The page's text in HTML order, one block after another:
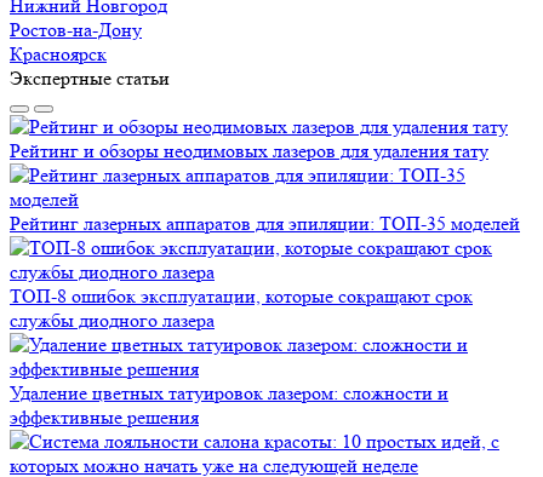
Нижний Новгород
Ростов-на-Дону
Красноярск
Экспертные статьи
Рейтинг и обзоры неодимовых лазеров для удаления тату
Рейтинг лазерных аппаратов для эпиляции: ТОП-35 моделей
ТОП-8 ошибок эксплуатации, которые сокращают срок
службы диодного лазера
Удаление цветных татуировок лазером: сложности и
эффективные решения